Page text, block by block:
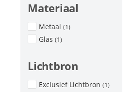
Materiaal
Metaal (1)
Glas (1)
Lichtbron
Exclusief Lichtbron (1)